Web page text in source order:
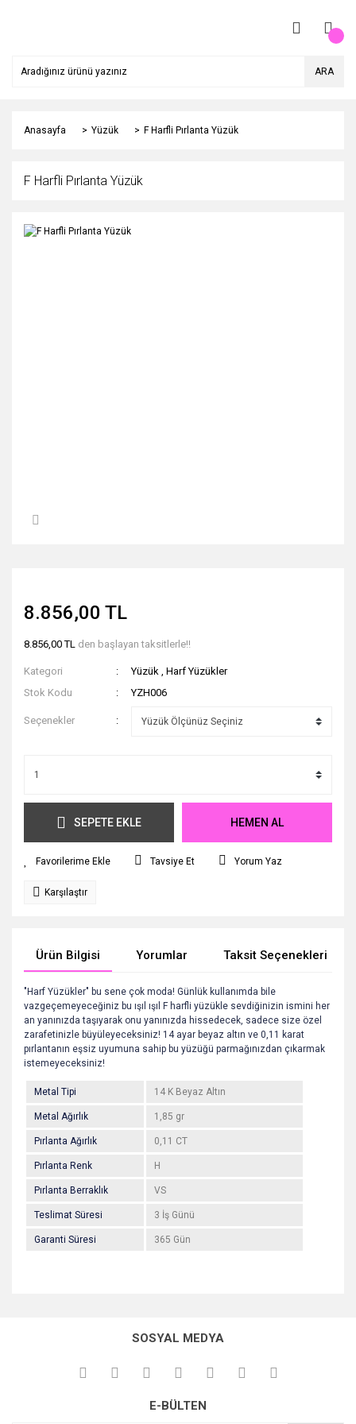
ARA
Anasayfa Yüzük F Harfli Pırlanta Yüzük
F Harfli Pırlanta Yüzük
8.856,00 TL
8.856,00 TL den başlayan taksitlerle!!
Kategori Yüzük ,Harf Yüzükler
Stok Kodu
YZH006
Seçenekler
SEPETE EKLE HEMEN AL
Tavsiye Et Yorum Yaz
Karşılaştır
Ürün Bilgisi Yorumlar Taksit Seçenekleri
"Harf Yüzükler" bu sene çok moda! Günlük kullanımda bile
vazgeçemeyeceğiniz bu ışıl ışıl F harfli yüzükle sevdiğinizin ismini her
an yanınızda taşıyarak onu yanınızda hissedecek, sadece size özel
zarafetinizle büyüleyeceksiniz! 14 ayar beyaz altın ve 0,11 karat
pırlantanın eşsiz uyumuna sahip bu yüzüğü parmağınızdan çıkarmak
istemeyeceksiniz!
Metal Tipi 14 K Beyaz Altın
Metal Ağırlık 1,85 gr
Pırlanta Ağırlık 0,11 CT
Pırlanta Renk H
Pırlanta Berraklık VS
Teslimat Süresi 3 İş Günü
Garanti Süresi 365 Gün
kullanarak tarafımıza iletebilirsiniz.
Görüş ve önerileriniz için teşekkür ederiz.
Ürün açıklamasında eksik bilgiler bulunuyor.
SOSYAL MEDYA
E-BÜLTEN